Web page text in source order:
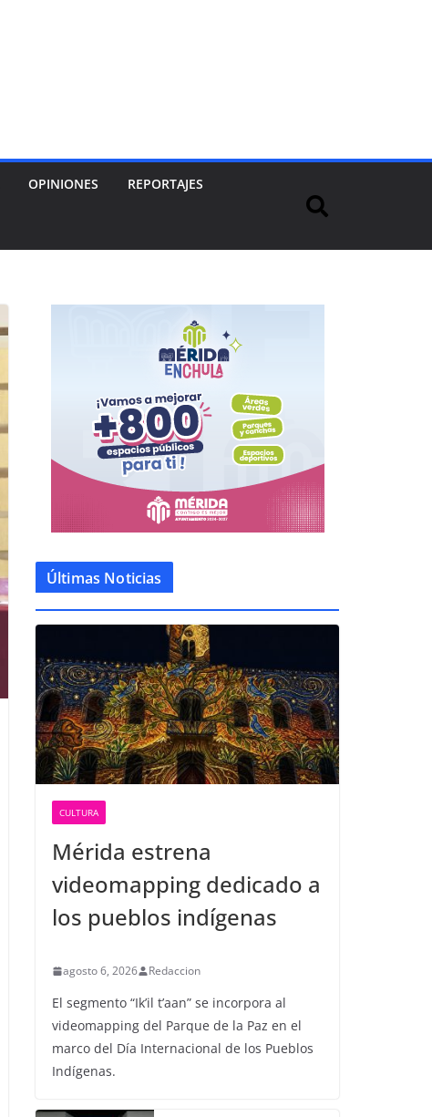
OPINIONES REPORTAJES
Últimas Noticias
CULTURA
Mérida estrena
videomapping dedicado a
los pueblos indígenas
agosto 6, 2026 Redaccion
El segmento “Ik’il t’aan” se incorpora al
videomapping del Parque de la Paz en el
marco del Día Internacional de los Pueblos
Indígenas.